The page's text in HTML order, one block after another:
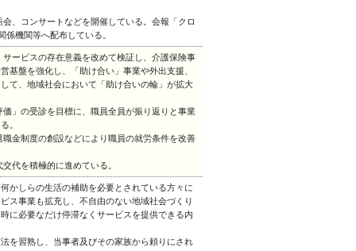
、コンサートなどを開催している。会報「クロ
機関等へ配布している。
ービスの存在意義を改めて検証し、介護保険事
基盤を強化し、「助け合い」事業や外出支援、
て、地域社会において「助け合いの輪」が拡大
」の受診を目標に、職員全員が振り返りと事業
。
金制度の創設などにより職員の就労条件を改善
代を積極的に進めている。
かしらの生活の補助を必要とされている方々に
ス事業も拡充し、不自由のない地域社会づくり
に必要なだけ停滞なくサービスを提供できる内
を習熟し、当事者及びその家族から頼りにされ